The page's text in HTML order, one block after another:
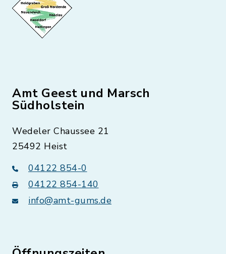
Amt Geest und Marsch
Südholstein
Wedeler Chaussee 21
25492 Heist
04122 854-0
04122 854-140
info@amt-gums.de